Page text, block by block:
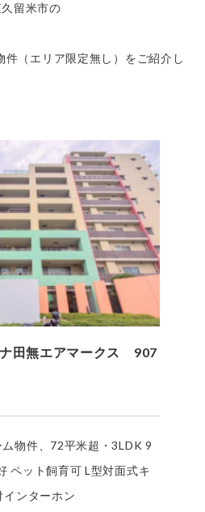
留米市の
件（エリア限定無し）をご紹介し
田無エアマークス 907
物件、72平米超・3LDK 9
ペット飼育可 L型対面式キ
ンターホン